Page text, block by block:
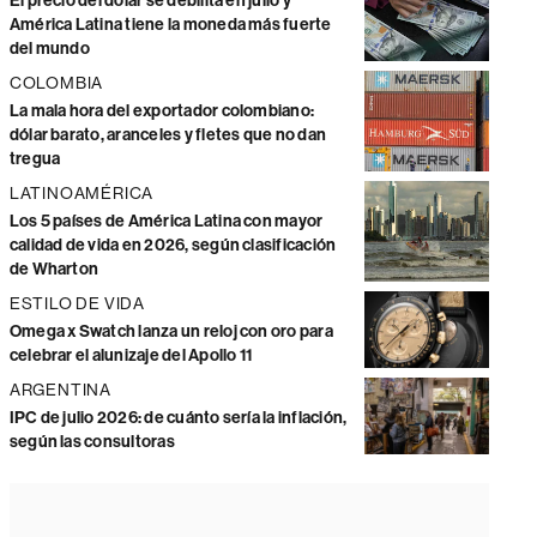
América Latina tiene la moneda más fuerte
del mundo
COLOMBIA
La mala hora del exportador colombiano:
dólar barato, aranceles y fletes que no dan
tregua
LATINOAMÉRICA
Los 5 países de América Latina con mayor
calidad de vida en 2026, según clasificación
de Wharton
ESTILO DE VIDA
Omega x Swatch lanza un reloj con oro para
celebrar el alunizaje del Apollo 11
ARGENTINA
IPC de julio 2026: de cuánto sería la inflación,
según las consultoras